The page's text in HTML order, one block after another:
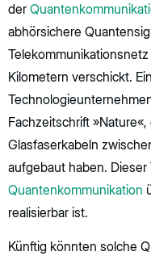
der
abhörsichere
Kilometern verschickt.
Fachzeitschrift
Glasfaserkabeln
aufgebaut haben.
Quantenkommunikation
realisierbar ist.
Künftig könnten solche